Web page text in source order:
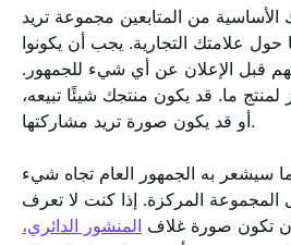
من المتابعين مجموعة تريد
حول علامتك التجارية. يجب أن يكونوا
قبل الإعلان عن أي شيء للجمهور.
ما. قد يكون منتجك شيئًا تبيعه،
أو قد يكون صورة تريد مشاركتها.
سيشعر به الجمهور العام تجاه شيء
المركزة. إذا كنت لا تعرف
تكون صورة غلاف المنشور الدائري،